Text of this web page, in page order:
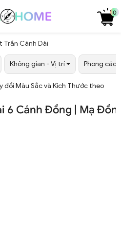
0
Trần Cánh Dài
Không gian - Vị trí Phong
đổi Màu Sắc và Kích Thước theo
6 Cánh Đồng | Mạ